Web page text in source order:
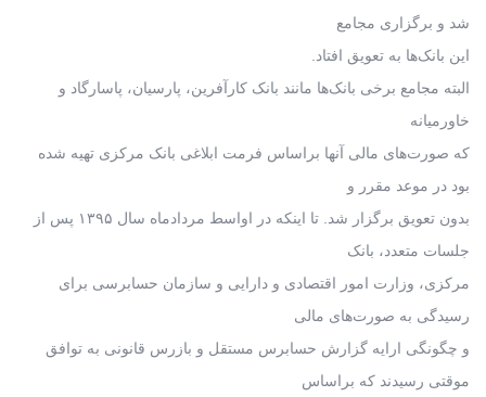
شد و برگزاری مجامع
این بانک‌ها به تعویق افتاد.
البته مجامع برخی بانک‌ها مانند بانک کارآفرین، پارسیان، پاسارگاد و
خاورمیانه
که صورت‌های مالی آنها براساس فرمت ابلاغی بانک مرکزی تهیه شده
بود در موعد مقرر و
بدون تعویق برگزار شد. تا اینکه در اواسط مردادماه سال ۱۳۹۵ پس از
جلسات متعدد، بانک
مرکزی، وزارت امور اقتصادی و دارایی و سازمان حسابرسی برای
رسیدگی به صورت‌های مالی
و چگونگی ارایه گزارش حسابرس مستقل و بازرس قانونی به توافق
موقتی رسیدند که براساس